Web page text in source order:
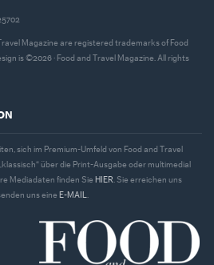
Magazine are registered trademarks of Food
is ©2026 · Food and Travel Magazine. All rights
sich im Premium-Umfeld von Food and Travel
über die Print-Ausgabe oder multimedial
Mediadaten finden Sie HIER . Sie erreichen uns
uns eine E-MAIL